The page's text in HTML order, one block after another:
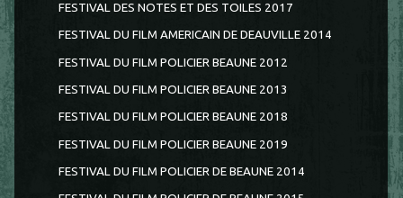
FESTIVAL DES NOTES ET DES TOILES 2017
FESTIVAL DU FILM AMERICAIN DE DEAUVILLE 2014
FESTIVAL DU FILM POLICIER BEAUNE 2012
FESTIVAL DU FILM POLICIER BEAUNE 2013
FESTIVAL DU FILM POLICIER BEAUNE 2018
FESTIVAL DU FILM POLICIER BEAUNE 2019
FESTIVAL DU FILM POLICIER DE BEAUNE 2014